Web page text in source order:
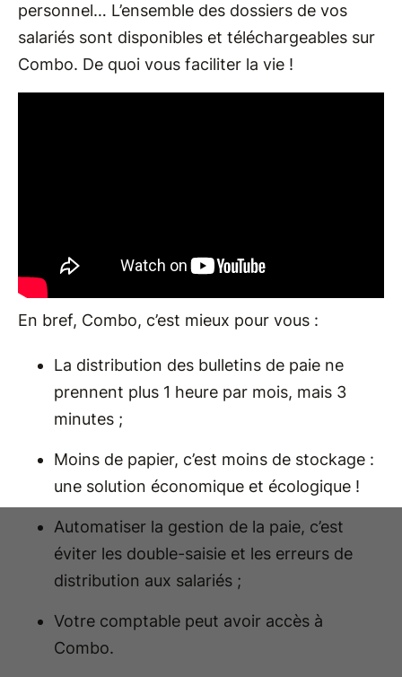
personnel… L’ensemble des dossiers de vos
salariés sont disponibles et téléchargeables sur
Combo. De quoi vous faciliter la vie !
En bref, Combo, c’est mieux pour vous :
La distribution des bulletins de paie ne
prennent plus 1 heure par mois, mais 3
minutes ;
Moins de papier, c’est moins de stockage :
une solution économique et écologique !
Automatiser la gestion de la paie, c’est
éviter les double-saisie et les erreurs de
distribution aux salariés ;
Votre comptable peut avoir accès à
Combo.